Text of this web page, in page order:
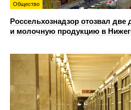
Общество
Россельхознадзор отозвал
и молочную продукцию в